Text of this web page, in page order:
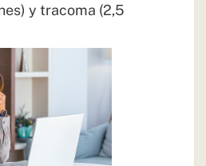
y tracoma (2,5